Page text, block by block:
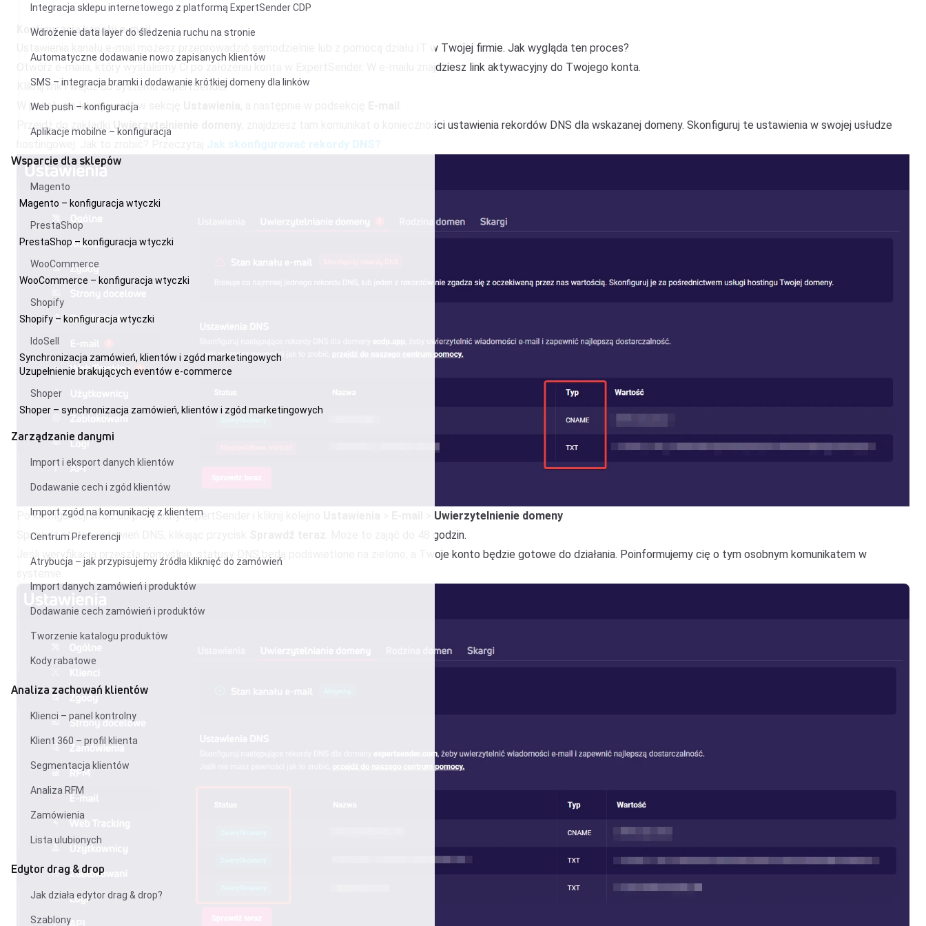
Integracja sklepu internetowego z platformą ExpertSender CDP
Wdrożenie data layer do śledzenia ruchu na stronie
Automatyczne dodawanie nowo zapisanych klientów
SMS – integracja bramki i dodawanie krótkiej domeny dla linków
Web push – konfiguracja
Aplikacje mobilne – konfiguracja
Wsparcie dla sklepów
Magento
Magento – konfiguracja wtyczki
PrestaShop
PrestaShop – konfiguracja wtyczki
WooCommerce
WooCommerce – konfiguracja wtyczki
Shopify
Shopify – konfiguracja wtyczki
IdoSell
Synchronizacja zamówień, klientów i zgód marketingowych
Uzupełnienie brakujących eventów e-commerce
Shoper
Shoper – synchronizacja zamówień, klientów i zgód marketingowych
Zarządzanie danymi
Import i eksport danych klientów
Dodawanie cech i zgód klientów
Import zgód na komunikację z klientem
Centrum Preferencji
Atrybucja – jak przypisujemy źródła kliknięć do zamówień
Import danych zamówień i produktów
Dodawanie cech zamówień i produktów
Tworzenie katalogu produktów
Kody rabatowe
Analiza zachowań klientów
Klienci – panel kontrolny
Klient 360 – profil klienta
Segmentacja klientów
Analiza RFM
Zamówienia
Lista ulubionych
Edytor drag & drop
Jak działa edytor drag & drop?
Szablony
Konfiguracja kanału e-mail
Ustawienia kanału e-mail możesz przeprowadzić samodzielnie lub z pomocą działu IT w Twojej firmie. Jak wygląda ten proces?
Otwórz e-maila, który wysłaliśmy Ci po założeniu konta w ExpertSender. W e-mailu znajdziesz link aktywacyjny do Twojego konta.
Kliknij link i wejdź do systemu ExpertSender.
W panelu po lewej wejdź w sekcję
Przejdź do zakładki
Uwierzytelnienie domeny
, znajdziesz tam komunikat o konieczności ustawienia rekordów DNS dla wskazanej domeny. Skonfiguruj te ustawienia w swojej usłudze
Jak skonfigurować rekordy DNS?
Po konfiguracji wróć do platformy ExpertSender i kliknij kolejno
Uwierzytelnienie domeny
Sprawdź status ustawień DNS, klikając przycisk
. Może to zająć do 48 godzin.
Jeśli weryfikacja przeszła pomyślnie, statusy DNS będą podświetlone na zielono, a Twoje konto będzie gotowe do działania. Poinformujemy cię o tym osobnym komunikatem w